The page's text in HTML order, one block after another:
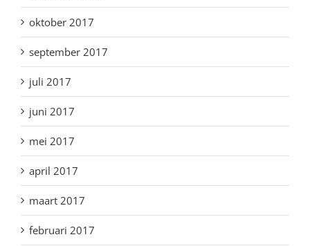
oktober 2017
september 2017
juli 2017
juni 2017
mei 2017
april 2017
maart 2017
februari 2017